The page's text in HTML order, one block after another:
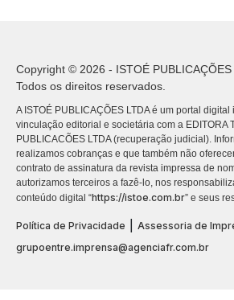
Copyright © 2026 - ISTOÉ PUBLICAÇÕES
Todos os direitos reservados.
A ISTOÉ PUBLICAÇÕES LTDA é um portal
vinculação editorial e societária com a EDITORA
PUBLICACÕES LTDA (recuperação judicial).
realizamos cobranças e que também não
contrato de assinatura da revista impressa de
autorizamos terceiros a fazê-lo, nos
conteúdo digital “https://istoe.com.br” e seus
Política de Privacidade
Assessoria de
grupoentre.imprensa@agenciafr.com.br